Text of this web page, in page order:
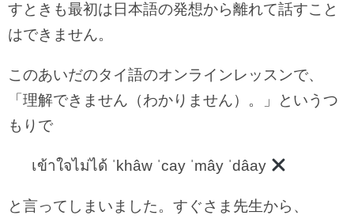
すときも最初は日本語の発想から離れて話すこと
はできません。
このあいだのタイ語のオンラインレッスンで、
「理解できません（わかりません）。」というつ
もりで
เข้าใจไม่ได้ ˈkhâw ˈcay ˈmây ˈdâay
と言ってしまいました。すぐさま先生から、